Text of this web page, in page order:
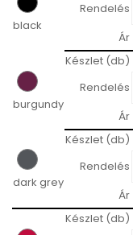
black
Rendelés
Ár
burgundy
Készlet (db)
Rendelés
Ár
dark grey
Készlet (db)
Rendelés
Ár
Készlet (db)